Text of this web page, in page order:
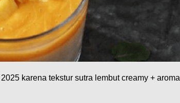
karena tekstur sutra lembut creamy + aroma